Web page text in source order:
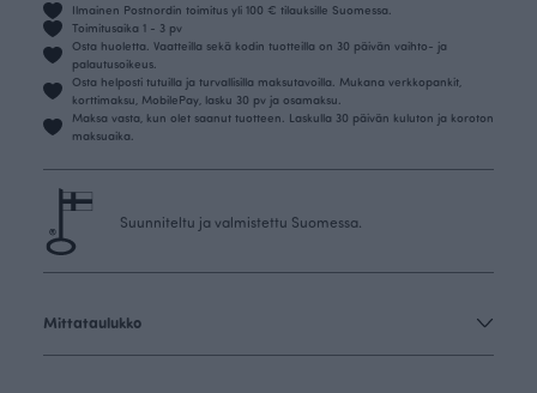
Ilmainen Postnordin toimitus yli 100 € tilauksille Suomessa.
Toimitusaika 1 - 3 pv
Osta huoletta. Vaatteilla sekä kodin tuotteilla on 30 päivän vaihto- ja
palautusoikeus.
Osta helposti tutuilla ja turvallisilla maksutavoilla. Mukana verkkopankit,
korttimaksu, MobilePay, lasku 30 pv ja osamaksu.
Maksa vasta, kun olet saanut tuotteen. Laskulla 30 päivän kuluton ja koroton
maksuaika.
Suunniteltu ja valmistettu Suomessa.
Mittataulukko